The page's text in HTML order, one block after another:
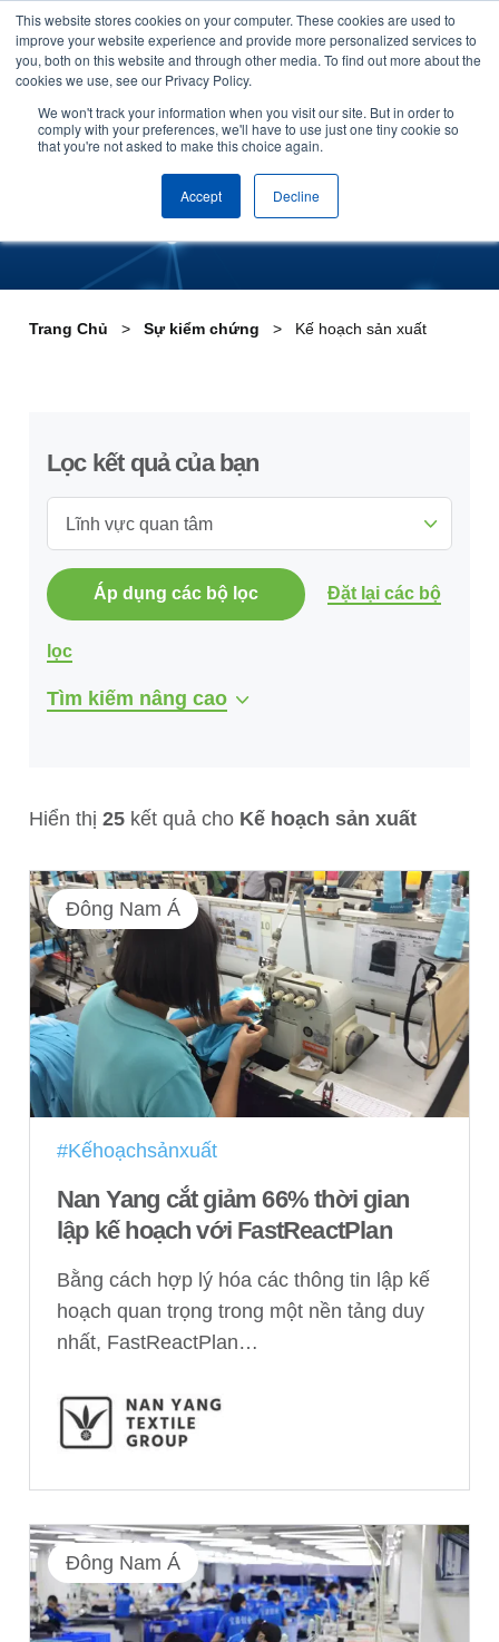
This website stores cookies on your computer. These cookies are used to
improve your website experience and provide more personalized services to
you, both on this website and through other media. To find out more about the
cookies we use, see our Privacy Policy.
We won't track your information when you visit our site. But in order to
comply with your preferences, we'll have to use just one tiny cookie so
that you're not asked to make this choice again.
Accept Decline
Skip to content
Kế hoạch sản xuất
Trang Chủ Sự kiểm chứng Kế hoạch sản xuất
Lọc kết quả của bạn
Lĩnh vực quan tâm
Áp dụng các bộ lọc Đặt lại các bộ
lọc
Tìm kiếm nâng cao
Hiển thị 25 kết quả cho Kế hoạch sản xuất
Đông Nam Á
#Kếhoạchsảnxuất
Nan Yang cắt giảm 66% thời gian
lập kế hoạch với FastReactPlan
Bằng cách hợp lý hóa các thông tin lập kế
hoạch quan trọng trong một nền tảng duy
nhất, FastReactPlan…
Đông Nam Á